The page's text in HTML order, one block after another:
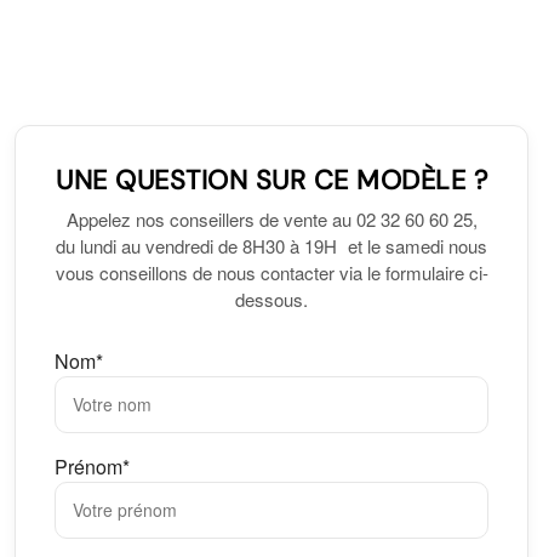
UNE QUESTION SUR CE MODÈLE ?
Appelez nos conseillers de vente au 02 32 60 60 25,
du lundi au vendredi de 8H30 à 19H et le samedi nous
vous conseillons de nous contacter via le formulaire ci-
dessous.
Nom*
Prénom*